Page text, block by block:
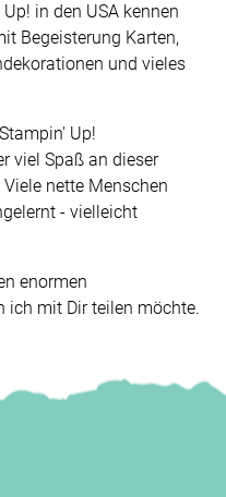
in den USA kennen
Begeisterung Karten,
und vieles
Up!
viel Spaß an dieser
nette Menschen
- vielleicht
enormen
ich mit Dir teilen möchte.